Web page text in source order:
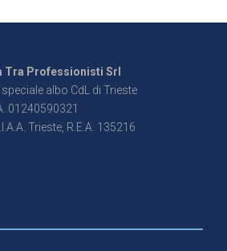
Tra Professionisti Srl
albo CdL di Trieste
01240590321
Trieste, R.E.A. 135216